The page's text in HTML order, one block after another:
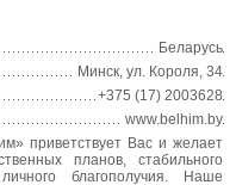
Беларусь
Минск, ул. Короля, 34
+375 (17) 2003628
www.belhim.by
приветствует Вас и желает
планов, стабильного
благополучия. Наше